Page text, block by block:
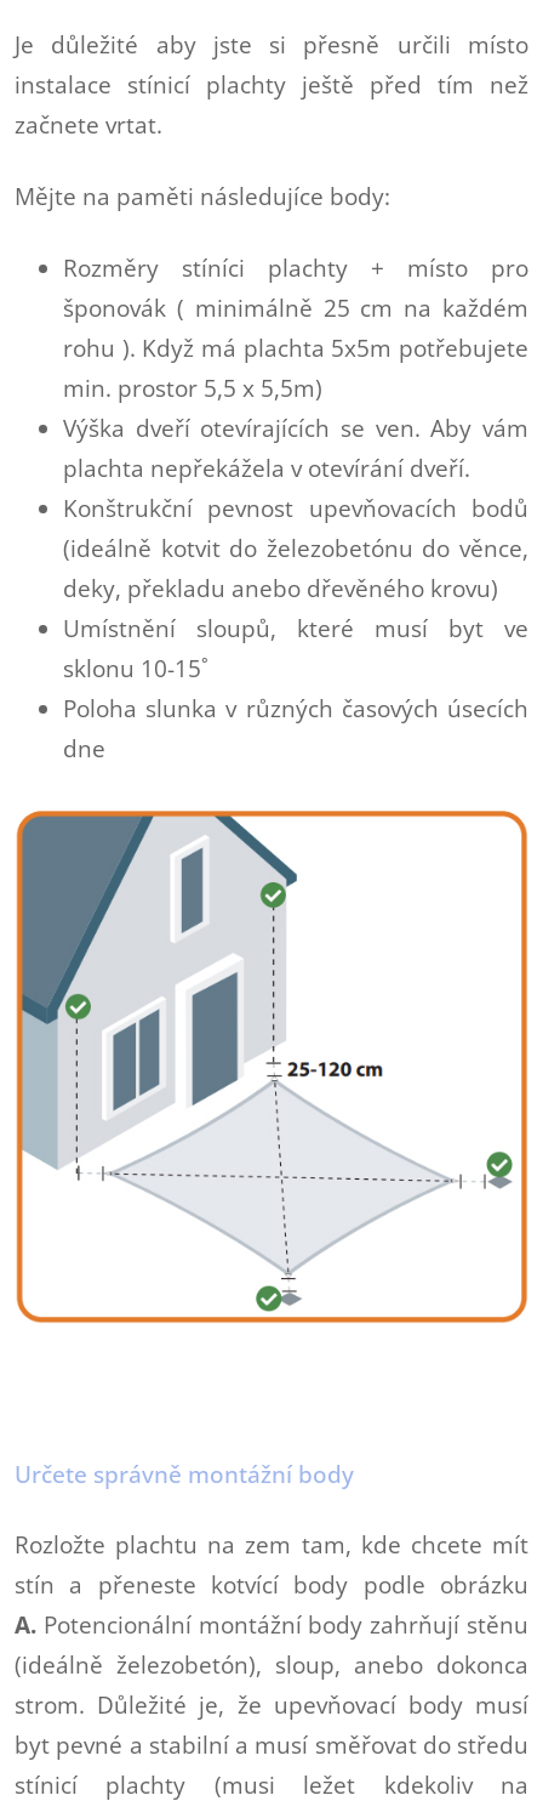
Je důležité aby jste si přesně určili místo
instalace stínicí plachty ještě před tím než
začnete vrtat.
Mějte na paměti následujíce body:
Rozměry stíníci plachty + místo pro
šponovák ( minimálně 25 cm na každém
rohu ). Když má plachta 5x5m potřebujete
min. prostor 5,5 x 5,5m)
Výška dveří otevírajících se ven. Aby vám
plachta nepřekážela v otevírání dveří.
Konštrukční pevnost upevňovacích bodů
(ideálně kotvit do železobetónu do věnce,
deky, překladu anebo dřevěného krovu)
Umístnění sloupů, které musí byt ve
sklonu 10-15˚
Poloha slunka v různých časových úsecích
dne
Určete správně montážní body
Rozložte plachtu na zem tam, kde chcete mít
stín a přeneste kotvící body podle obrázku
A. Potencionální montážní body zahrňují stěnu
(ideálně železobetón), sloup, anebo dokonca
strom. Důležité je, že upevňovací body musí
byt pevné a stabilní a musí směřovat do středu
stínicí plachty (musi ležet kdekoliv na